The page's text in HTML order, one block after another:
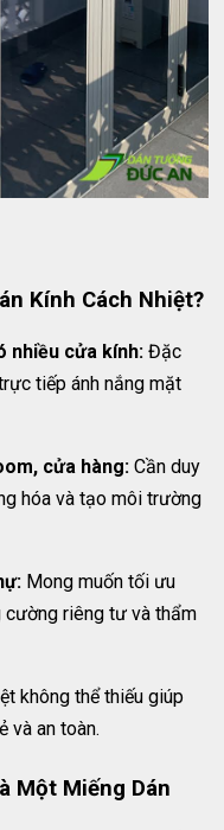
Kính Cách Nhiệt?
nhiều cửa kính: Đặc
tiếp ánh nắng mặt
cửa hàng: Cần duy
hóa và tạo môi trường
Mong muốn tối ưu
cường riêng tư và thẩm
không thể thiếu giúp
và an toàn.
Một Miếng Dán